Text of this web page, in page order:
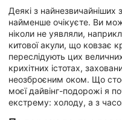
Деякі з найнезвичайніших
найменше очікуєте. Ви
ніколи не уявляли,
китової акули, що ковзає
переслідують цих
крихітних істотах,
неозброєним оком. Що
моєї дайвінг-подорожі я
екстрему: холоду, а з